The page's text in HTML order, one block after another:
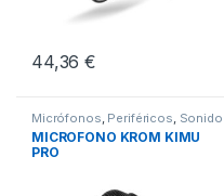
44,36€
Micrófonos Periféricos Sonido
MICROFONO KROM KIMU
PRO